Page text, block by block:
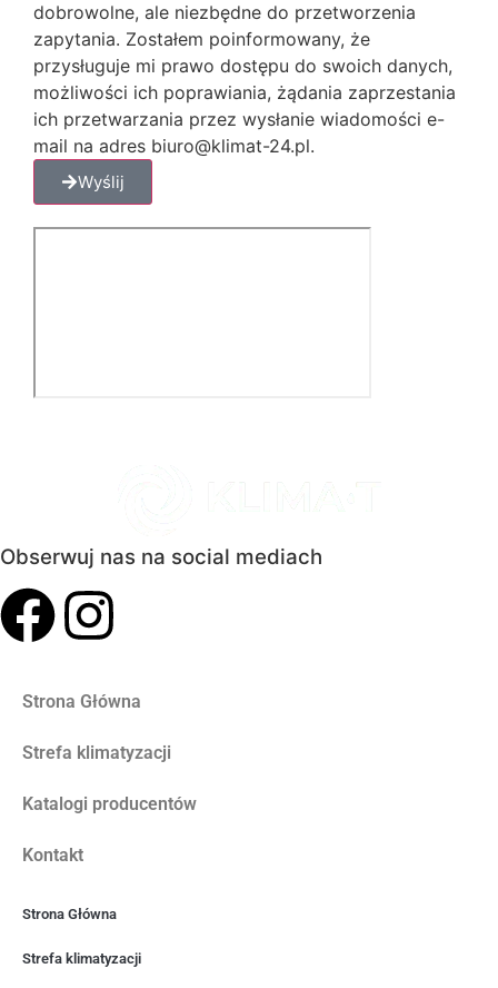
dobrowolne, ale niezbędne do przetworzenia
zapytania. Zostałem poinformowany, że
przysługuje mi prawo dostępu do swoich danych,
możliwości ich poprawiania, żądania zaprzestania
ich przetwarzania przez wysłanie wiadomości e-
mail na adres biuro@klimat-24.pl.
Wyślij
Obserwuj nas na social mediach
Strona Główna
Strefa klimatyzacji
Katalogi producentów
Kontakt
Strona Główna
Strefa klimatyzacji